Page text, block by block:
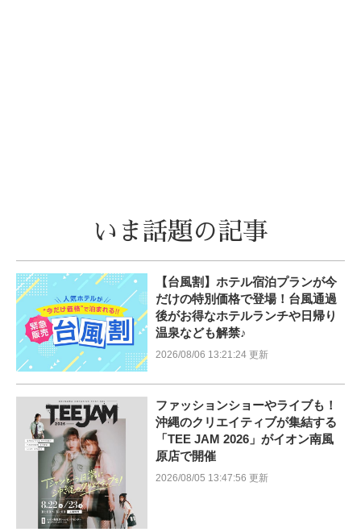
いま話題の記事
【台風割】ホテル宿泊プランが今
だけの特別価格で登場！台風通過
後がお得なホテルランチや日帰り
温泉なども解禁♪
2026/08/06 13:21:24 更新
ファッションショーやライブも！
沖縄のクリエイティブが集結する
「TEE JAM 2026」がイオン南風
原店で開催
2026/08/05 13:47:56 更新